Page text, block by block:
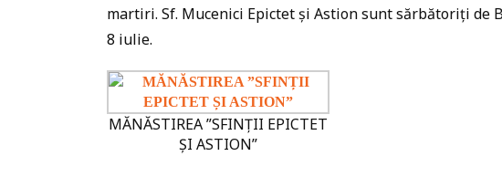
martiri. Sf. Mucenici Epictet și Astion sunt sărbătoriți de
8 iulie.
MĂNĂSTIREA ”SFINȚII EPICTET
ȘI ASTION”